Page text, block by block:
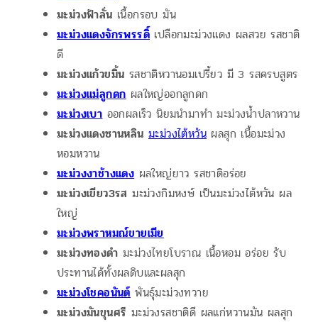
มะม่วงฟ้าลั่น เนื้อกรอบ มัน
มะม่วงแดงจักรพรรดิ์ เปลือกมะม่วงแดง ผลสวย รสชาติ
ดี
มะม่วงแก้วขมิ้น รสชาติหวานอมเปรี้ยว มี 3 รสครบสูตร
มะม่วงแม่ลูกดกผลใหญ่ออกลูกดก
มะม่วงเบาออกผลเร็ว นิยมนำมาทำ มะม่วงน้ำปลาหวาน
มะม่วงแดงซานหลิน มะม่วงไต้หวัน ผลสุก เนื้อมะม่วง
หอมหวาน
มะม่วงงาช้างแดงผลใหญ่ยาว รสชาติอร่อย
มะม่วงเขียว3รส มะม่วงกิมหงษ์ เป็นมะม่วงไต้หวัน ผล
ใหญ่
มะม่วงพราหมณ์ขายเมีย
มะม่วงทองดำ มะม่วงไทยโบราณ เนื้อหอม อร่อย รับ
ประทานได้ทั้งผลดิบและผลสุก
มะม่วงโชคอนันต์พันธุ์มะม่วงทวาย
มะม่วงมันขุนศรี มะม่วงรสชาติดี ผลแก่หวานมัน ผลสุก